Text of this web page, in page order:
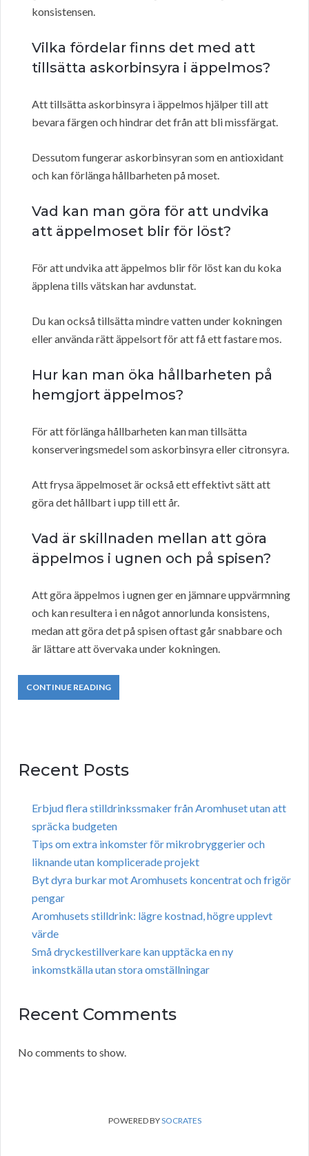
konsistensen.
Vilka fördelar finns det med att
tillsätta askorbinsyra i äppelmos?
Att tillsätta askorbinsyra i äppelmos hjälper till att
bevara färgen och hindrar det från att bli missfärgat.
Dessutom fungerar askorbinsyran som en antioxidant
och kan förlänga hållbarheten på moset.
Vad kan man göra för att undvika
att äppelmoset blir för löst?
För att undvika att äppelmos blir för löst kan du koka
äpplena tills vätskan har avdunstat.
Du kan också tillsätta mindre vatten under kokningen
eller använda rätt äppelsort för att få ett fastare mos.
Hur kan man öka hållbarheten på
hemgjort äppelmos?
För att förlänga hållbarheten kan man tillsätta
konserveringsmedel som askorbinsyra eller citronsyra.
Att frysa äppelmoset är också ett effektivt sätt att
göra det hållbart i upp till ett år.
Vad är skillnaden mellan att göra
äppelmos i ugnen och på spisen?
Att göra äppelmos i ugnen ger en jämnare uppvärmning
och kan resultera i en något annorlunda konsistens,
medan att göra det på spisen oftast går snabbare och
är lättare att övervaka under kokningen.
CONTINUE READING
Recent Posts
Erbjud flera stilldrinkssmaker från Aromhuset utan att
spräcka budgeten
Tips om extra inkomster för mikrobryggerier och
liknande utan komplicerade projekt
Byt dyra burkar mot Aromhusets koncentrat och frigör
pengar
Aromhusets stilldrink: lägre kostnad, högre upplevt
värde
Små dryckestillverkare kan upptäcka en ny
inkomstkälla utan stora omställningar
Recent Comments
No comments to show.
POWERED BYSOCRATES